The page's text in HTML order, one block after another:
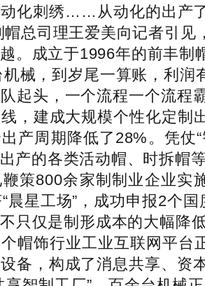
化刺绣……从动化的出产
帽总司理王爱美向记者引
。成立于1996年的前丰制
械，到岁尾一算账，利润
起头，一个流程一个流程
，建成大规模个性化定制
产周期降低了28%。凭
产的各类活动帽、时拆帽
策800余家制制业企业实
晨星工场”，成功申报2个
只仅是制形成本的大幅降
帽饰行业工业互联网平
设备，构成了消息共享、